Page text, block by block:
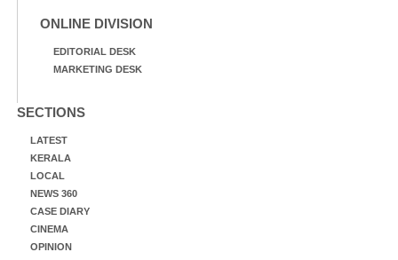
ONLINE DIVISION
EDITORIAL DESK
MARKETING DESK
SECTIONS
LATEST
KERALA
LOCAL
NEWS 360
CASE DIARY
CINEMA
OPINION